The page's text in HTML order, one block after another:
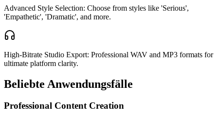
Advanced Style Selection: Choose from styles like 'Serious',
'Empathetic', 'Dramatic', and more.
High-Bitrate Studio Export: Professional WAV and MP3 formats for
ultimate platform clarity.
Beliebte Anwendungsfälle
Professional Content Creation